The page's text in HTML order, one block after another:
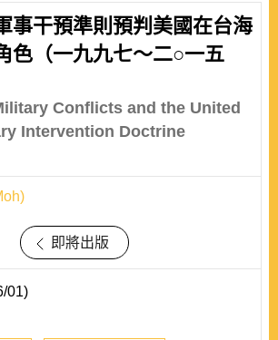
事干預準則預判美國在台海
色（一九九七～二○一五
Conflicts and the United
Intervention Doctrine
即將出版
01)